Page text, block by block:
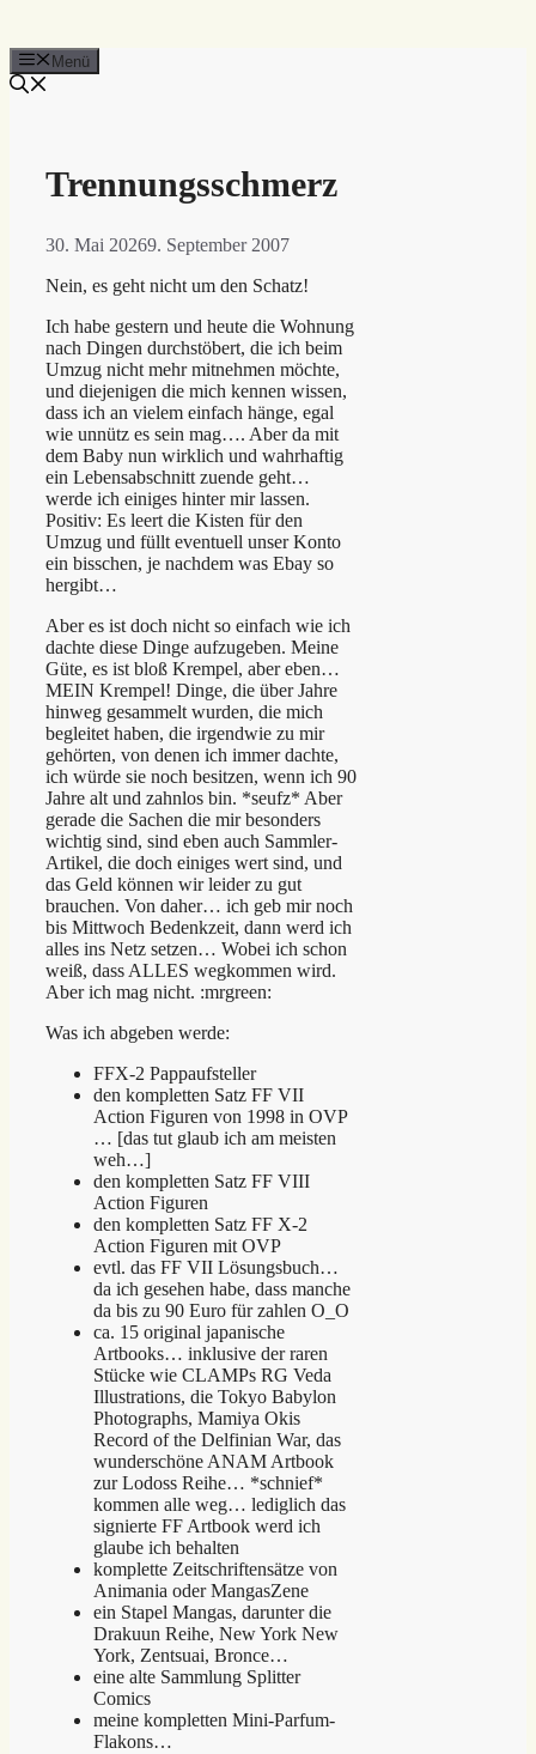
Menü
Trennungsschmerz
30. Mai 20269. September 2007
Nein, es geht nicht um den Schatz!
Ich habe gestern und heute die Wohnung
nach Dingen durchstöbert, die ich beim
Umzug nicht mehr mitnehmen möchte,
und diejenigen die mich kennen wissen,
dass ich an vielem einfach hänge, egal
wie unnütz es sein mag…. Aber da mit
dem Baby nun wirklich und wahrhaftig
ein Lebensabschnitt zuende geht…
werde ich einiges hinter mir lassen.
Positiv: Es leert die Kisten für den
Umzug und füllt eventuell unser Konto
ein bisschen, je nachdem was Ebay so
hergibt…
Aber es ist doch nicht so einfach wie ich
dachte diese Dinge aufzugeben. Meine
Güte, es ist bloß Krempel, aber eben…
MEIN Krempel! Dinge, die über Jahre
hinweg gesammelt wurden, die mich
begleitet haben, die irgendwie zu mir
gehörten, von denen ich immer dachte,
ich würde sie noch besitzen, wenn ich 90
Jahre alt und zahnlos bin. *seufz* Aber
gerade die Sachen die mir besonders
wichtig sind, sind eben auch Sammler-
Artikel, die doch einiges wert sind, und
das Geld können wir leider zu gut
brauchen. Von daher… ich geb mir noch
bis Mittwoch Bedenkzeit, dann werd ich
alles ins Netz setzen… Wobei ich schon
weiß, dass ALLES wegkommen wird.
Aber ich mag nicht. :mrgreen:
Was ich abgeben werde:
FFX-2 Pappaufsteller
den kompletten Satz FF VII
Action Figuren von 1998 in OVP
… [das tut glaub ich am meisten
weh…]
den kompletten Satz FF VIII
Action Figuren
den kompletten Satz FF X-2
Action Figuren mit OVP
evtl. das FF VII Lösungsbuch…
da ich gesehen habe, dass manche
da bis zu 90 Euro für zahlen O_O
ca. 15 original japanische
Artbooks… inklusive der raren
Stücke wie CLAMPs RG Veda
Illustrations, die Tokyo Babylon
Photographs, Mamiya Okis
Record of the Delfinian War, das
wunderschöne ANAM Artbook
zur Lodoss Reihe… *schnief*
kommen alle weg… lediglich das
signierte FF Artbook werd ich
glaube ich behalten
komplette Zeitschriftensätze von
Animania oder MangasZene
ein Stapel Mangas, darunter die
Drakuun Reihe, New York New
York, Zentsuai, Bronce…
eine alte Sammlung Splitter
Comics
meine kompletten Mini-Parfum-
Flakons…